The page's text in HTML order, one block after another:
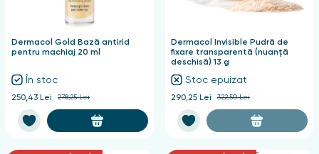
Dermacol Gold Bază antirid
pentru machiaj 20 ml
În stoc
250,43 Lei 278,25 Lei
Dermacol Invisible Pudră de
fixare transparentă (nuanță
deschisă) 13 g
Stoc epuizat
290,25 Lei 322,50 Lei